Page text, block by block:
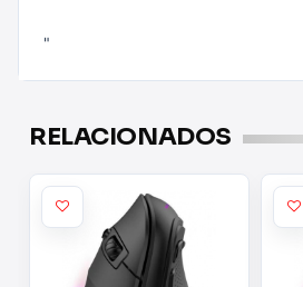
"
RELACIONADOS